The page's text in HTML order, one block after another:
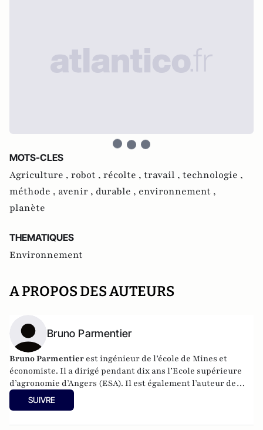
MOTS-CLES
Agriculture , robot , récolte , travail , technologie ,
méthode , avenir , durable , environnement ,
planète
THEMATIQUES
Environnement
A PROPOS DES AUTEURS
Bruno Parmentier
Bruno Parmentier est ingénieur de l’école de Mines et
économiste. Il a dirigé pendant dix ans l’Ecole supérieure
d’agronomie d’Angers (ESA). Il est également l’auteur de
livres sur les enjeux alimentaires :
et bienetNourrir l’humanité
SUIVRE